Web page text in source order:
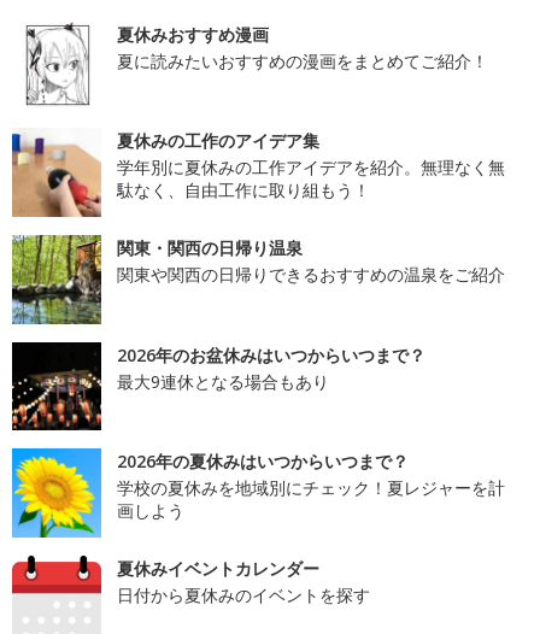
夏休みおすすめ漫画
夏に読みたいおすすめの漫画をまとめてご紹介！
夏休みの工作のアイデア集
学年別に夏休みの工作アイデアを紹介。無理なく無
駄なく、自由工作に取り組もう！
関東・関西の日帰り温泉
関東や関西の日帰りできるおすすめの温泉をご紹介
2026年のお盆休みはいつからいつまで？
最大9連休となる場合もあり
2026年の夏休みはいつからいつまで？
学校の夏休みを地域別にチェック！夏レジャーを計
画しよう
夏休みイベントカレンダー
日付から夏休みのイベントを探す